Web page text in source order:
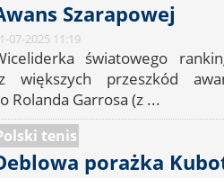
Szarapowej
07-2025 11:19
światowego
przeszkód
Rolanda Garrosa (z ...
tenis
porażka